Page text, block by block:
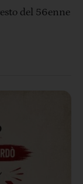
del 56enne